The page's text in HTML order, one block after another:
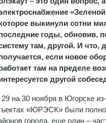
выкинули сотни
годы, обновив,
там, другой. И что,
если новое
там на пределе
другой
на 30 ноября в Югорске
«ЮРЭСК» были
города, еще один –